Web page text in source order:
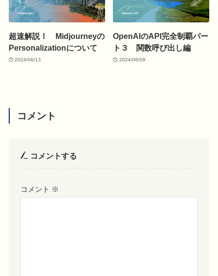
超速解説！ Midjourneyの
Personalizationについて
2024/06/13
OpenAIのAPI完全制覇パー
ト３ 関数呼び出し編
2024/06/09
コメント
コメントする
コメント ※